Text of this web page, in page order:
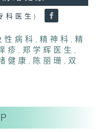
科医生)
性病科 ,精神科 ,精
疹 ,郑学辉医生 ,
健康 , 陈丽珊 ,双